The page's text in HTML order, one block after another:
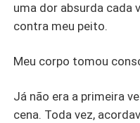
uma dor absurda cada
contra meu peito.
Meu corpo tomou
Já não era a primeira
cena. Toda vez,